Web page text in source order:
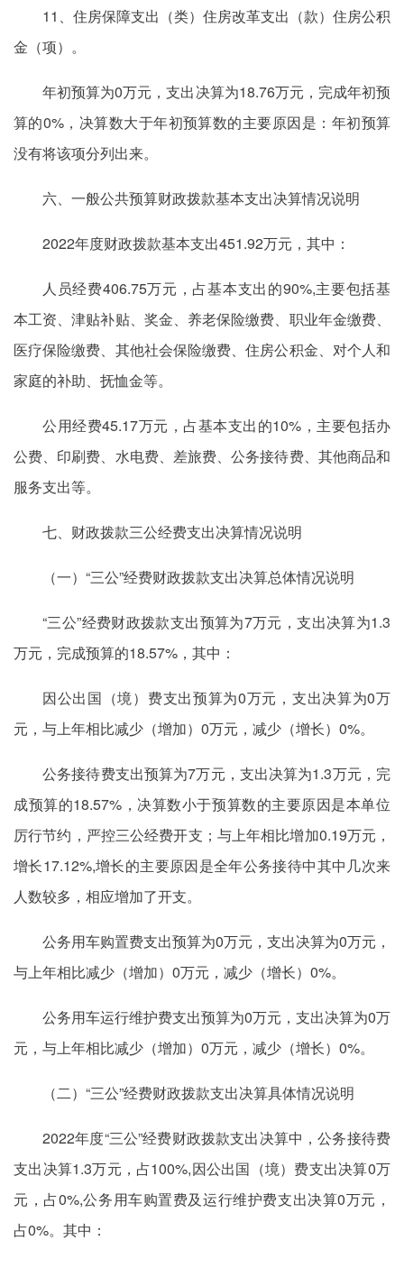
11、住房保障支出（类）住房改革支出（款）住房公积
金（项）。
年初预算为0万元，支出决算为18.76万元，完成年初预
算的0%，决算数大于年初预算数的主要原因是：年初预算
没有将该项分列出来。
六、一般公共预算财政拨款基本支出决算情况说明
2022年度财政拨款基本支出451.92万元，其中：
人员经费406.75万元，占基本支出的90%,主要包括基
本工资、津贴补贴、奖金、养老保险缴费、职业年金缴费、
医疗保险缴费、其他社会保险缴费、住房公积金、对个人和
家庭的补助、抚恤金等。
公用经费45.17万元，占基本支出的10%，主要包括办
公费、印刷费、水电费、差旅费、公务接待费、其他商品和
服务支出等。
七、财政拨款三公经费支出决算情况说明
（一）“三公”经费财政拨款支出决算总体情况说明
“三公”经费财政拨款支出预算为7万元，支出决算为1.3
万元，完成预算的18.57%，其中：
因公出国（境）费支出预算为0万元，支出决算为0万
元，与上年相比减少（增加）0万元，减少（增长）0%。
公务接待费支出预算为7万元，支出决算为1.3万元，完
成预算的18.57%，决算数小于预算数的主要原因是本单位
厉行节约，严控三公经费开支；与上年相比增加0.19万元，
增长17.12%,增长的主要原因是全年公务接待中其中几次来
人数较多，相应增加了开支。
公务用车购置费支出预算为0万元，支出决算为0万元，
与上年相比减少（增加）0万元，减少（增长）0%。
公务用车运行维护费支出预算为0万元，支出决算为0万
元，与上年相比减少（增加）0万元，减少（增长）0%。
（二）“三公”经费财政拨款支出决算具体情况说明
2022年度“三公”经费财政拨款支出决算中，公务接待费
支出决算1.3万元，占100%,因公出国（境）费支出决算0万
元，占0%,公务用车购置费及运行维护费支出决算0万元，
占0%。其中：